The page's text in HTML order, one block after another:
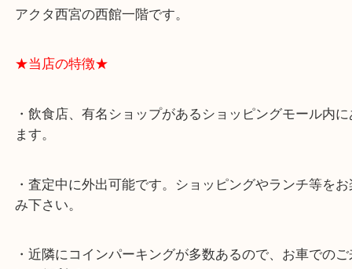
スタッフと直接お話したい方はこちら↓